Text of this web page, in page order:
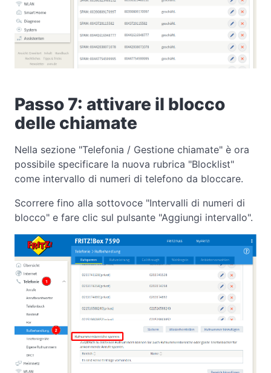
Passo 7: attivare il blocco
delle chiamate
Nella sezione "Telefonia / Gestione chiamate" è ora
possibile specificare la nuova rubrica "Blocklist"
come intervallo di numeri di telefono da bloccare.
Scorrere fino alla sottovoce "Intervalli di numeri di
blocco" e fare clic sul pulsante "Aggiungi intervallo".